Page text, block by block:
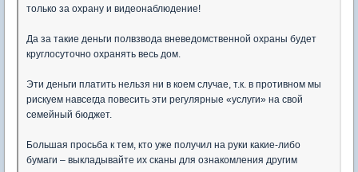
только за охрану и видеонаблюдение!
Да за такие деньги полвзвода вневедомственной охраны будет
круглосуточно охранять весь дом.
Эти деньги платить нельзя ни в коем случае, т.к. в противном мы
рискуем навсегда повесить эти регулярные «услуги» на свой
семейный бюджет.
Большая просьба к тем, кто уже получил на руки какие-либо
бумаги – выкладывайте их сканы для ознакомления другим